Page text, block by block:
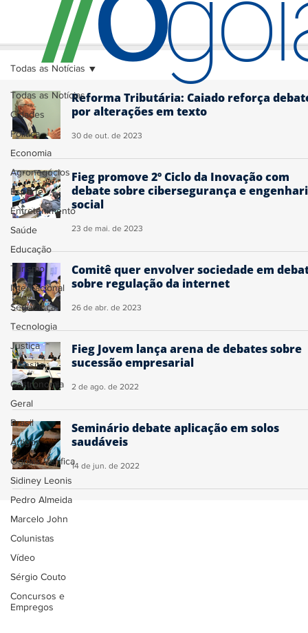
Todas as Notícias
Cidades
Política
Economia
Agronegócios
Esporte
Entretenimento
Saúde
Educação
Turismo
Internacional
Segurança
Tecnologia
Justiça
Trânsito
Gastronomia
Geral
Brasil
Artigos
Ogoiás Verifica
Sidiney Leonis
Pedro Almeida
Marcelo John
Colunistas
Vídeo
Sérgio Couto
Concursos e
Empregos
Todas as Notícias
Reforma Tributária: Caiado reforça
por alterações em texto
30 de out. de 2023
Fieg promove 2º Ciclo da Inovação com
debate sobre cibersegurança e
social
23 de mai. de 2023
Comitê quer envolver sociedade em
sobre regulação da internet
26 de abr. de 2023
Fieg Jovem lança arena de debates sobre
sucessão empresarial
2 de ago. de 2022
Seminário debate aplicação em solos
saudáveis
14 de jun. de 2022